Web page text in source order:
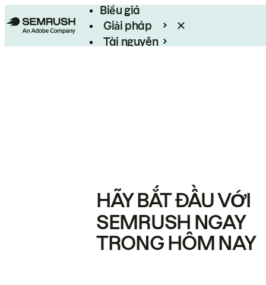
Biểu giá
Giải pháp
Tài nguyên
HÃY BẮT ĐẦU VỚI
SEMRUSH NGAY
TRONG HÔM NAY